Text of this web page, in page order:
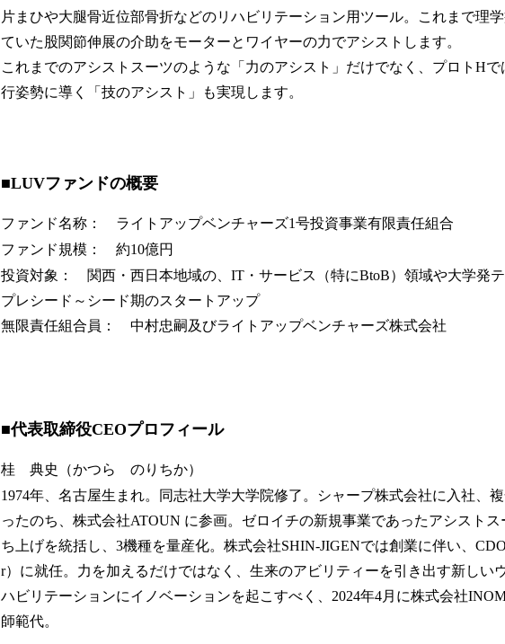
片まひや大腿骨近位部骨折などのリハビリテーション用ツール。これまで理
ていた股関節伸展の介助をモーターとワイヤーの力でアシストします。
これまでのアシストスーツのような「力のアシスト」だけでなく、プロトH
行姿勢に導く「技のアシスト」も実現します。
■LUVファンドの概要
ファンド名称： ライトアップベンチャーズ1号投資事業有限責任組合
ファンド規模： 約10億円
投資対象： 関西・西日本地域の、IT・サービス（特にBtoB）領域や大学発テ
プレシード～シード期のスタートアップ
無限責任組合員： 中村忠嗣及びライトアップベンチャーズ株式会社
■代表取締役CEOプロフィール
桂 典史（かつら のりちか）
1974年、名古屋生まれ。同志社大学大学院修了。シャープ株式会社に入社、
ったのち、株式会社ATOUN に参画。ゼロイチの新規事業であったアシスト
ち上げを統括し、3機種を量産化。株式会社SHIN-JIGENでは創業に伴い、CDO
r）に就任。力を加えるだけではなく、生来のアビリティーを引き出す新しい
ハビリテーションにイノベーションを起こすべく、2024年4月に株式会社
師範代。